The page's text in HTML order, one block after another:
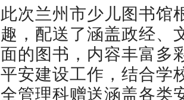
此次兰州市少儿图书馆
趣，配送了涵盖政经、
面的图书，内容丰富多
平安建设工作，结合学
全管理科赠送涵盖各类